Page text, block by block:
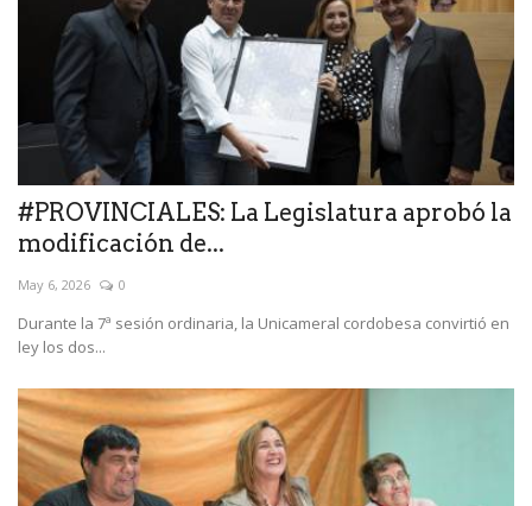
#PROVINCIALES: La Legislatura aprobó la
modificación de...
May 6, 2026 0
Durante la 7ª sesión ordinaria, la Unicameral cordobesa convirtió en
ley los dos...